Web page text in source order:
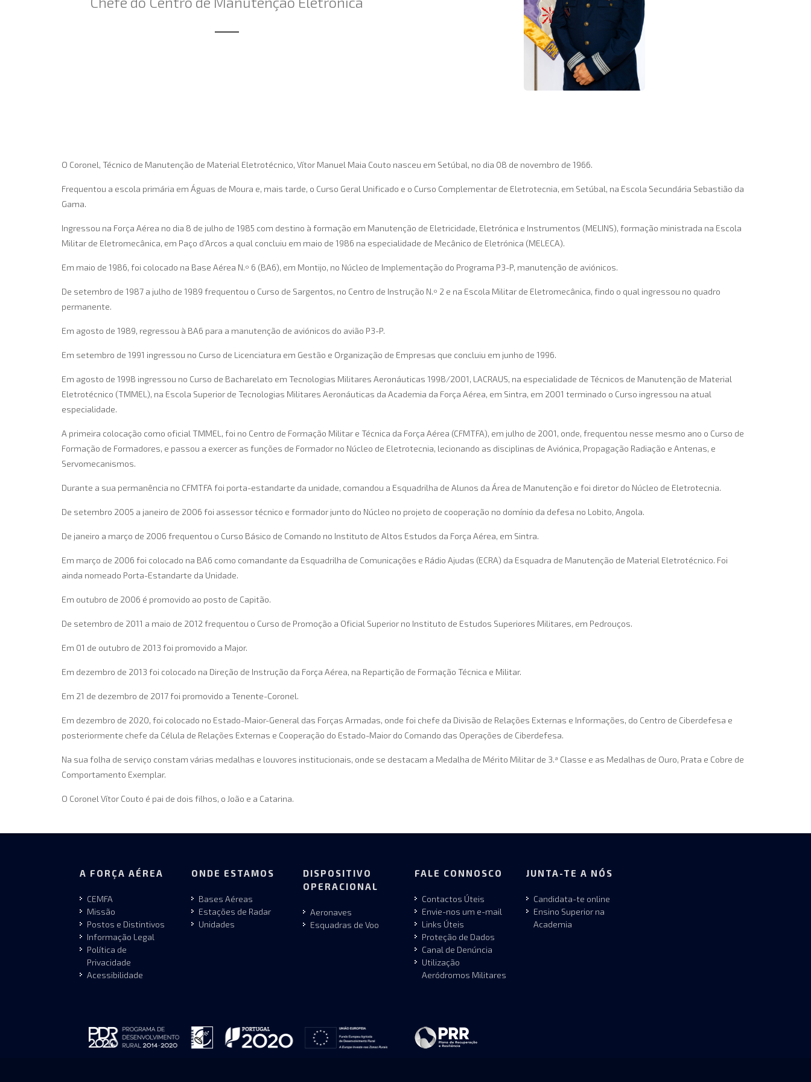
O Coronel, Técnico de Manutenção de Material Eletrotécnico, Vítor Manuel Maia Couto nasceu em Setúbal, no dia 08 de novembro de 1966.
Frequentou a escola primária em Águas de Moura e, mais tarde, o Curso Geral Unificado e o Curso Complementar de Eletrotecnia, em Setúbal, na Escola Secundária Sebastião da
Gama.
Ingressou na Força Aérea no dia 8 de julho de 1985 com destino à formação em Manutenção de Eletricidade, Eletrónica e Instrumentos (MELINS), formação ministrada na Escola
Militar de Eletromecânica, em Paço d’Arcos a qual concluiu em maio de 1986 na especialidade de Mecânico de Eletrónica (MELECA).
Em maio de 1986, foi colocado na Base Aérea N.º 6 (BA6), em Montijo, no Núcleo de Implementação do Programa P3-P, manutenção de aviónicos.
De setembro de 1987 a julho de 1989 frequentou o Curso de Sargentos, no Centro de Instrução N.º 2 e na Escola Militar de Eletromecânica, findo o qual ingressou no quadro
permanente.
Em agosto de 1989, regressou à BA6 para a manutenção de aviónicos do avião P3-P.
Em setembro de 1991 ingressou no Curso de Licenciatura em Gestão e Organização de Empresas que concluiu em junho de 1996.
Em agosto de 1998 ingressou no Curso de Bacharelato em Tecnologias Militares Aeronáuticas 1998/2001, LACRAUS, na especialidade de Técnicos de Manutenção de Material
Eletrotécnico (TMMEL), na Escola Superior de Tecnologias Militares Aeronáuticas da Academia da Força Aérea, em Sintra, em 2001 terminado o Curso ingressou na atual
especialidade.
A primeira colocação como oficial TMMEL, foi no Centro de Formação Militar e Técnica da Força Aérea (CFMTFA), em julho de 2001, onde, frequentou nesse mesmo ano o Curso de
Formação de Formadores, e passou a exercer as funções de Formador no Núcleo de Eletrotecnia, lecionando as disciplinas de Aviónica, Propagação Radiação e Antenas, e
Servomecanismos.
Durante a sua permanência no CFMTFA foi porta-estandarte da unidade, comandou a Esquadrilha de Alunos da Área de Manutenção e foi diretor do Núcleo de Eletrotecnia.
De setembro 2005 a janeiro de 2006 foi assessor técnico e formador junto do Núcleo no projeto de cooperação no domínio da defesa no Lobito, Angola.
De janeiro a março de 2006 frequentou o Curso Básico de Comando no Instituto de Altos Estudos da Força Aérea, em Sintra.
Em março de 2006 foi colocado na BA6 como comandante da Esquadrilha de Comunicações e Rádio Ajudas (ECRA) da Esquadra de Manutenção de Material Eletrotécnico. Foi
ainda nomeado Porta-Estandarte da Unidade.
Em outubro de 2006 é promovido ao posto de Capitão.
De setembro de 2011 a maio de 2012 frequentou o Curso de Promoção a Oficial Superior no Instituto de Estudos Superiores Militares, em Pedrouços.
Em 01 de outubro de 2013 foi promovido a Major.
Em dezembro de 2013 foi colocado na Direção de Instrução da Força Aérea, na Repartição de Formação Técnica e Militar.
Em 21 de dezembro de 2017 foi promovido a Tenente-Coronel.
Em dezembro de 2020, foi colocado no Estado-Maior-General das Forças Armadas, onde foi chefe da Divisão de Relações Externas e Informações, do Centro de Ciberdefesa e
posteriormente chefe da Célula de Relações Externas e Cooperação do Estado-Maior do Comando das Operações de Ciberdefesa.
Na sua folha de serviço constam várias medalhas e louvores institucionais, onde se destacam a Medalha de Mérito Militar de 3.ª Classe e as Medalhas de Ouro, Prata e Cobre de
Comportamento Exemplar.
O Coronel Vítor Couto é pai de dois filhos, o João e a Catarina.
A FORÇA AÉREA
CEMFA
Missão
Postos e Distintivos
Informação Legal
Política de
Privacidade
Acessibilidade
ONDE ESTAMOS
Bases Aéreas
Estações de Radar
Unidades
DISPOSITIVO
OPERACIONAL
Aeronaves
Esquadras de Voo
FALE CONNOSCO
Contactos Úteis
Envie-nos um e-mail
Links Úteis
Proteção de Dados
Canal de Denúncia
Utilização
Aeródromos Militares
JUNTA-TE A NÓS
Candidata-te online
Ensino Superior na
Academia